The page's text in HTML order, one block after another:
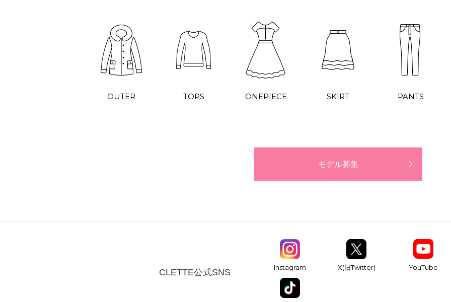
OUTER TOPS ONEPIECE SKIRT PANTS
モデル募集
CLETTE公式SNS Instagram X(旧Twitter) YouTube